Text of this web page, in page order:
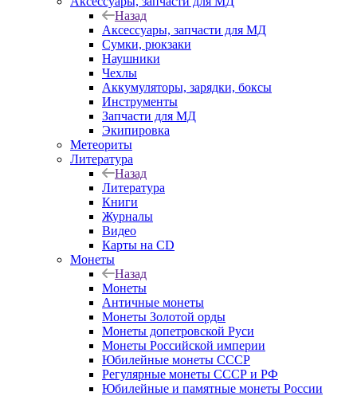
Назад
Аксессуары, запчасти для МД
Сумки, рюкзаки
Наушники
Чехлы
Аккумуляторы, зарядки, боксы
Инструменты
Запчасти для МД
Экипировка
Метеориты
Литература
Назад
Литература
Книги
Журналы
Видео
Карты на CD
Монеты
Назад
Монеты
Античные монеты
Монеты Золотой орды
Монеты допетровской Руси
Монеты Российской империи
Юбилейные монеты СССР
Регулярные монеты СССР и РФ
Юбилейные и памятные монеты России